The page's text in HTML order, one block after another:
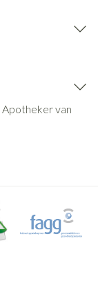
Apotheker van